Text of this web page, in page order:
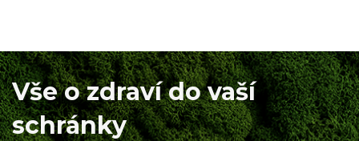
Vše o zdraví do vaší
schránky